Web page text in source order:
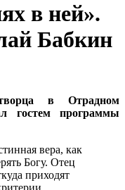
в ней».
Бабкин
в Отрадном
гостем программы
вера, как
Богу. Отец
приходят